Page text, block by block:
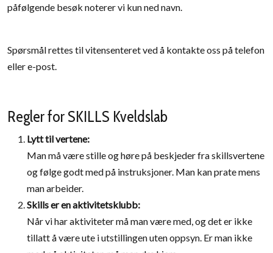
påfølgende besøk noterer vi kun ned navn.
Spørsmål rettes til vitensenteret ved å kontakte oss på telefon
eller e-post.
Regler for SKILLS Kveldslab
Lytt til vertene:
Man må være stille og høre på beskjeder fra skillsvertene
og følge godt med på instruksjoner. Man kan prate mens
man arbeider.
Skills er en aktivitetsklubb:
Når vi har aktiviteter må man være med, og det er ikke
tillatt å være ute i utstillingen uten oppsyn. Er man ikke